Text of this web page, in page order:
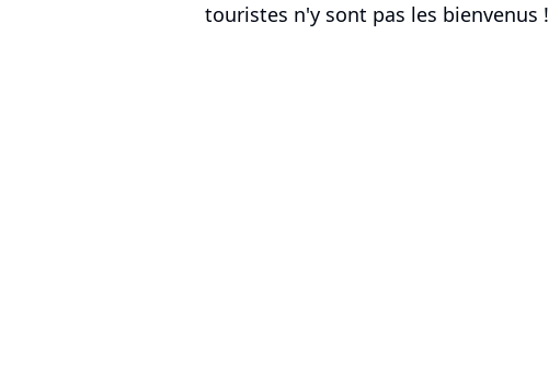
touristes n'y sont pas les bienvenus !